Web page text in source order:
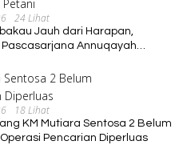
24 Lihat
Jauh dari Harapan,
Pascasarjana Annuqayah
18 Lihat
KM Mutiara Sentosa 2 Belum
Pencarian Diperluas